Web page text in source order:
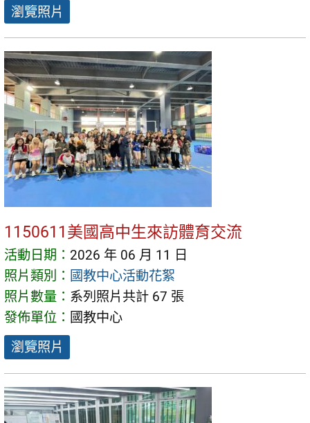
瀏覽照片
1150611美國高中生來訪體育交流
活動日期： 2026 年 06 月 11 日
照片類別： 國教中心活動花絮
照片數量： 系列照片共計 67 張
發佈單位： 國教中心
瀏覽照片